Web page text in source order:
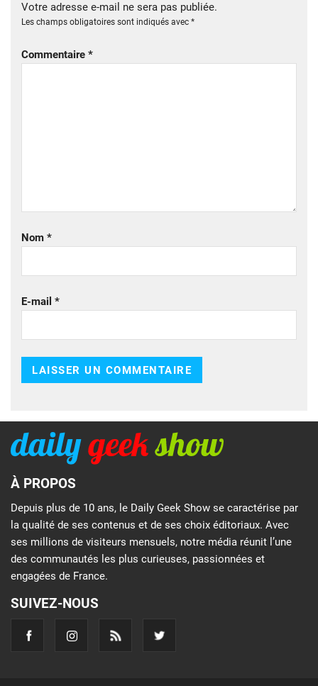
Votre adresse e-mail ne sera pas publiée.
Les champs obligatoires sont indiqués avec *
Commentaire *
Nom *
E-mail *
À PROPOS
Depuis plus de 10 ans, le Daily Geek Show se caractérise par
la qualité de ses contenus et de ses choix éditoriaux. Avec
ses millions de visiteurs mensuels, notre média réunit l’une
des communautés les plus curieuses, passionnées et
engagées de France.
SUIVEZ-NOUS